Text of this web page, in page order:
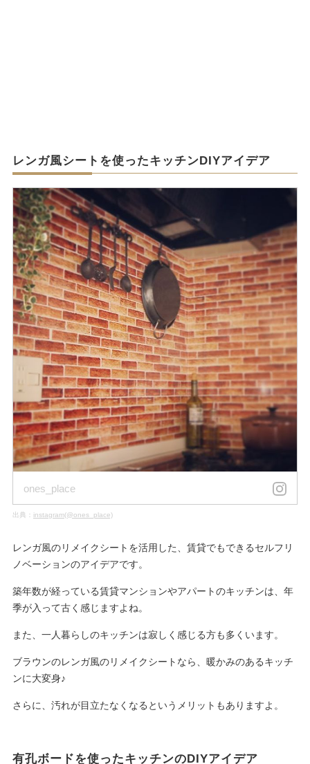
レンガ風シートを使ったキッチンDIYアイデア
ones_place
出典： instagram(@ones_place)
レンガ風のリメイクシートを活用した、賃貸でもできるセルフリ
ノベーションのアイデアです。
築年数が経っている賃貸マンションやアパートのキッチンは、年
季が入って古く感じますよね。
また、一人暮らしのキッチンは寂しく感じる方も多くいます。
ブラウンのレンガ風のリメイクシートなら、暖かみのあるキッチ
ンに大変身♪
さらに、汚れが目立たなくなるというメリットもありますよ。
有孔ボードを使ったキッチンのDIYアイデア